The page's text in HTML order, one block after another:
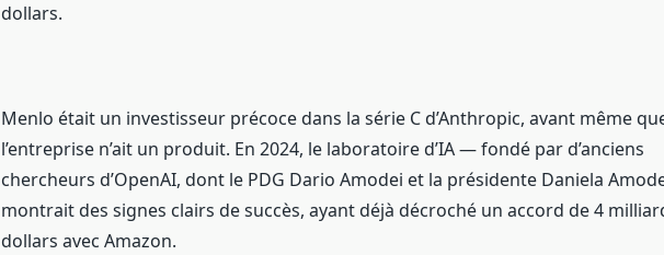
dollars.
Menlo était un investisseur précoce dans la série C d’Anthropic, avant même
l’entreprise n’ait un produit. En 2024, le laboratoire d’IA — fondé par d’anciens
chercheurs d’OpenAI, dont le PDG Dario Amodei et la présidente Daniela
montrait des signes clairs de succès, ayant déjà décroché un accord de 4
dollars avec Amazon.